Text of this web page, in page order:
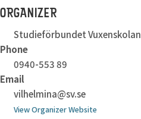
ORGANIZER
Studieförbundet Vuxenskolan
Phone
0940-553 89
Email
vilhelmina@sv.se
View Organizer Website